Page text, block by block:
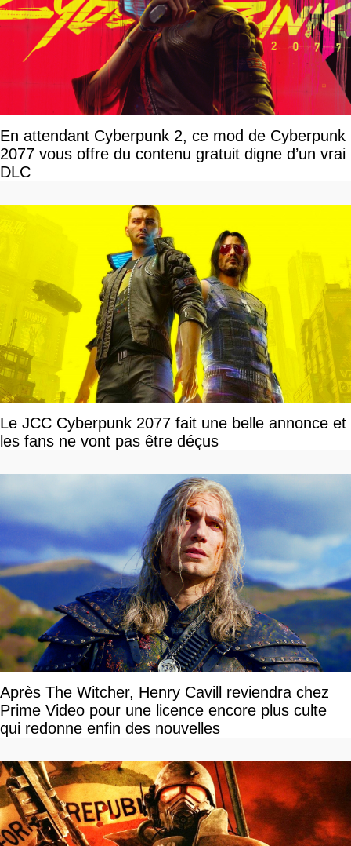
En attendant Cyberpunk 2, ce mod de Cyberpunk
2077 vous offre du contenu gratuit digne d’un vrai
DLC
Le JCC Cyberpunk 2077 fait une belle annonce et
les fans ne vont pas être déçus
Après The Witcher, Henry Cavill reviendra chez
Prime Video pour une licence encore plus culte
qui redonne enfin des nouvelles